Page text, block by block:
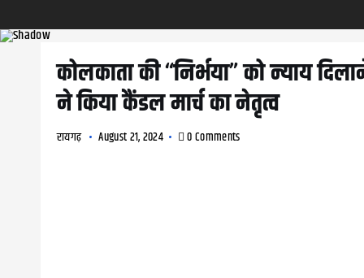
कोलकाता की “निर्भया” को न्याय
ने किया कैंडल मार्च का नेतृत्व
रायगढ़ August 21, 2024 0 Comments